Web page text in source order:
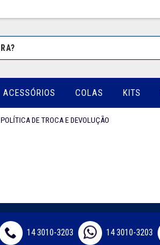
ACESSÓRIOS COLAS KITS
POLÍTICA DE TROCA E DEVOLUÇÃO
14 3010-3203 14 3010-3203